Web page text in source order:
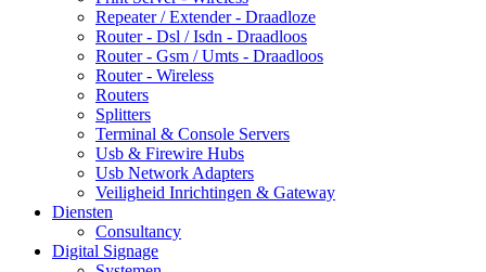
Repeater / Extender - Draadloze
Router - Dsl / Isdn - Draadloos
Router - Gsm / Umts - Draadloos
Router - Wireless
Routers
Splitters
Terminal & Console Servers
Usb & Firewire Hubs
Usb Network Adapters
Veiligheid Inrichtingen & Gateway
Diensten
Consultancy
Digital Signage